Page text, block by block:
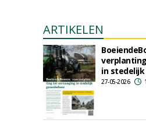
ARTIKELEN
in
27-05-2026